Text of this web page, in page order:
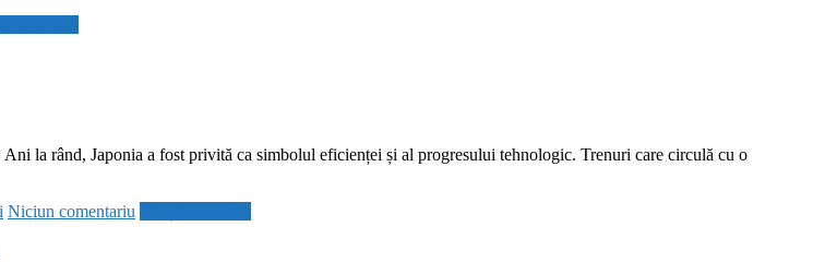
la rând, Japonia a fost privită ca simbolul eficienței și al progresului tehnologic. Trenuri care circulă cu o
Niciun comentariu